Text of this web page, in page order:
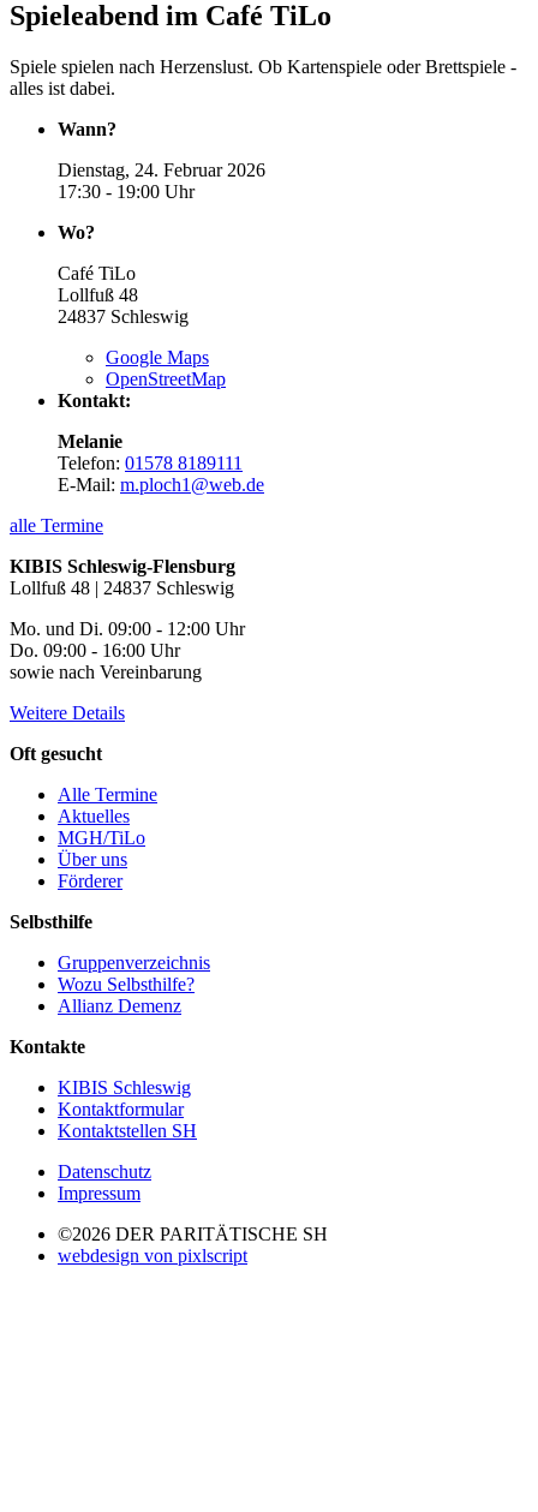
Spieleabend im Café TiLo
Spiele spielen nach Herzenslust. Ob Kartenspiele oder Brettspiele -
alles ist dabei.
Wann?
Dienstag, 24. Februar 2026
17:30 - 19:00 Uhr
Wo?
Café TiLo
Lollfuß 48
24837 Schleswig
Google Maps
OpenStreetMap
Kontakt:
Melanie
Telefon: 01578 8189111
E-Mail: m.ploch1@web.de
alle Termine
KIBIS Schleswig-Flensburg
Lollfuß 48 | 24837 Schleswig
Mo. und Di. 09:00 - 12:00 Uhr
Do. 09:00 - 16:00 Uhr
sowie nach Vereinbarung
Weitere Details
Oft gesucht
Alle Termine
Aktuelles
MGH/TiLo
Über uns
Förderer
Selbsthilfe
Gruppenverzeichnis
Wozu Selbsthilfe?
Allianz Demenz
Kontakte
KIBIS Schleswig
Kontaktformular
Kontaktstellen SH
Datenschutz
Impressum
©2026 DER PARITÄTISCHE SH
webdesign von pixlscript